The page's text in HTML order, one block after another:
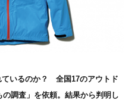
ているのか？ 全国17のアウトド
調査」を依頼。結果から判明し